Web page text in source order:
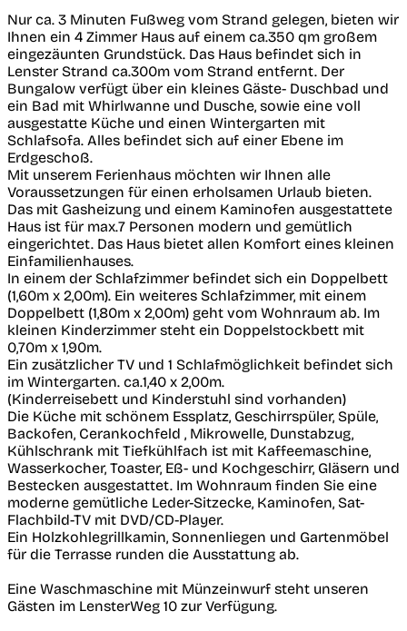
Nur ca. 3 Minuten Fußweg vom Strand gelegen, bieten wir
Ihnen ein 4 Zimmer Haus auf einem ca.350 qm großem
eingezäunten Grundstück. Das Haus befindet sich in
Lenster Strand ca.300m vom Strand entfernt. Der
Bungalow verfügt über ein kleines Gäste- Duschbad und
ein Bad mit Whirlwanne und Dusche, sowie eine voll
ausgestatte Küche und einen Wintergarten mit
Schlafsofa. Alles befindet sich auf einer Ebene im
Erdgeschoß.
Mit unserem Ferienhaus möchten wir Ihnen alle
Voraussetzungen für einen erholsamen Urlaub bieten.
Das mit Gasheizung und einem Kaminofen ausgestattete
Haus ist für max.7 Personen modern und gemütlich
eingerichtet. Das Haus bietet allen Komfort eines kleinen
Einfamilienhauses.
In einem der Schlafzimmer befindet sich ein Doppelbett
(1,60m x 2,00m). Ein weiteres Schlafzimmer, mit einem
Doppelbett (1,80m x 2,00m) geht vom Wohnraum ab. Im
kleinen Kinderzimmer steht ein Doppelstockbett mit
0,70m x 1,90m.
Ein zusätzlicher TV und 1 Schlafmöglichkeit befindet sich
im Wintergarten. ca.1,40 x 2,00m.
(Kinderreisebett und Kinderstuhl sind vorhanden)
Die Küche mit schönem Essplatz, Geschirrspüler, Spüle,
Backofen, Cerankochfeld , Mikrowelle, Dunstabzug,
Kühlschrank mit Tiefkühlfach ist mit Kaffeemaschine,
Wasserkocher, Toaster, Eß- und Kochgeschirr, Gläsern und
Bestecken ausgestattet. Im Wohnraum finden Sie eine
moderne gemütliche Leder-Sitzecke, Kaminofen, Sat-
Flachbild-TV mit DVD/CD-Player.
Ein Holzkohlegrillkamin, Sonnenliegen und Gartenmöbel
für die Terrasse runden die Ausstattung ab.
Eine Waschmaschine mit Münzeinwurf steht unseren
Gästen im LensterWeg 10 zur Verfügung.